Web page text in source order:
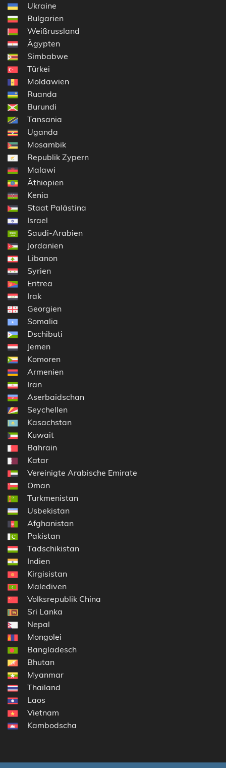
Ukraine
Bulgarien
Weißrussland
Ägypten
Simbabwe
Türkei
Moldawien
Ruanda
Burundi
Tansania
Uganda
Mosambik
Republik Zypern
Malawi
Äthiopien
Kenia
Staat Palästina
Israel
Saudi-Arabien
Jordanien
Libanon
Syrien
Eritrea
Irak
Georgien
Somalia
Dschibuti
Jemen
Komoren
Armenien
Iran
Aserbaidschan
Seychellen
Kasachstan
Kuwait
Bahrain
Katar
Vereinigte Arabische Emirate
Oman
Turkmenistan
Usbekistan
Afghanistan
Pakistan
Tadschikistan
Indien
Kirgisistan
Malediven
Volksrepublik China
Sri Lanka
Nepal
Mongolei
Bangladesch
Bhutan
Myanmar
Thailand
Laos
Vietnam
Kambodscha